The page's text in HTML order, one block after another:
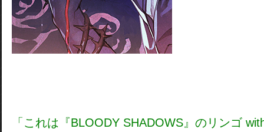
「これは『BLOODY SHADOWS』のリンゴ